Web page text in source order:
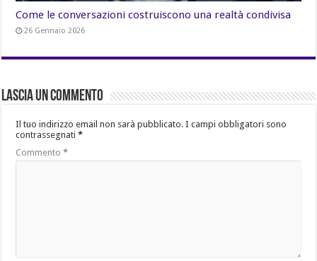
Come le conversazioni costruiscono una realtà condivisa
26 Gennaio 2026
Lascia un commento
Il tuo indirizzo email non sarà pubblicato. I campi obbligatori sono
contrassegnati*
Commento*